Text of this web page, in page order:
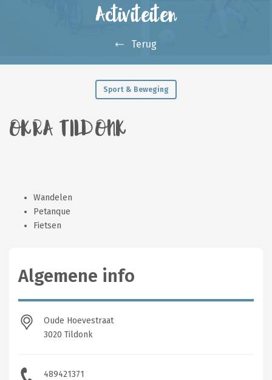
Activiteiten
Terug
Sport & Beweging
OKRA TILDONK
Wandelen
Petanque
Fietsen
Algemene info
Oude Hoevestraat
3020 Tildonk
489421371